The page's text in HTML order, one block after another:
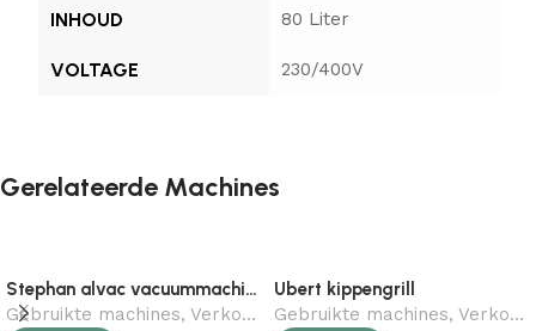
INHOUD 80 Liter
VOLTAGE 230/400V
Gerelateerde Machines
Stephan alvac vacuummachine
Gebruikte machines, Verkocht (gebruikt) Horeca, Slagerij
Ubert kippengrill
Gebruikte machines, Verkocht (gebruikt)